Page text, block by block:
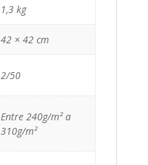
1,3 kg
42 × 42 cm
2/50
Entre 240g/m² a
310g/m²